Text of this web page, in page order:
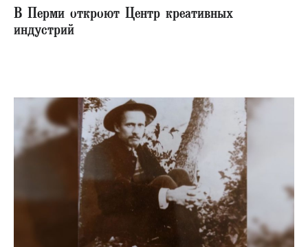
В Перми откроют Центр креативных
индустрий